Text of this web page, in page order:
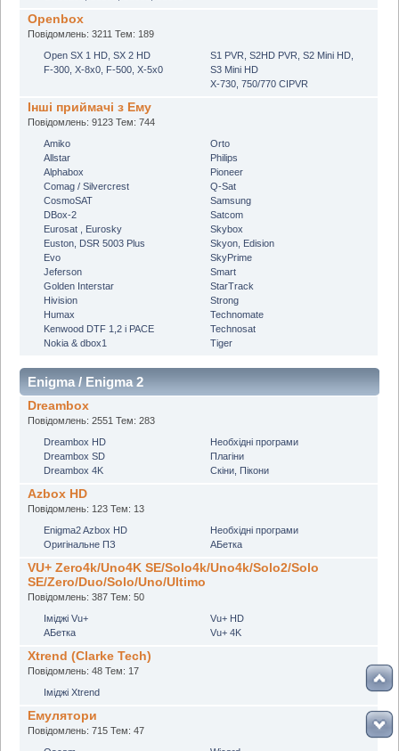
Openbox
Повідомлень: 3211 Тем: 189
Open SX 1 HD, SX 2 HD
F-300, X-8x0, F-500, X-5х0
S1 PVR, S2HD PVR, S2 Mini HD,
S3 Mini HD
X-730, 750/770 CIPVR
Інші приймачі з Ему
Повідомлень: 9123 Тем: 744
Amiko
Allstar
Alphabox
Comag / Silvercrest
CosmoSAT
DBox-2
Eurosat , Eurosky
Euston, DSR 5003 Plus
Evo
Jeferson
Golden Interstar
Hivision
Humax
Kenwood DTF 1,2 і PACE
Nokia & dbox1
Orto
Philips
Pioneer
Q-Sat
Samsung
Satcom
Skybox
Skyon, Edision
SkyPrime
Smart
StarTrack
Strong
Technomate
Technosat
Tiger
Enigma / Enigma 2
Dreambox
Повідомлень: 2551 Тем: 283
Dreambox HD
Dreambox SD
Dreambox 4K
Необхідні програми
Плагіни
Скіни, Пікони
Azbox HD
Повідомлень: 123 Тем: 13
Enigma2 Azbox HD
Оригінальне ПЗ
Необхідні програми
АБетка
VU+ Zero4k/Uno4K SE/Solo4k/Uno4k/Solo2/Solo
SE/Zero/Duo/Solo/Uno/Ultimo
Повідомлень: 387 Тем: 50
Іміджі Vu+
АБетка
Vu+ HD
Vu+ 4K
Xtrend (Clarke Tech)
Повідомлень: 48 Тем: 17
Іміджі Xtrend
Емулятори
Повідомлень: 715 Тем: 47